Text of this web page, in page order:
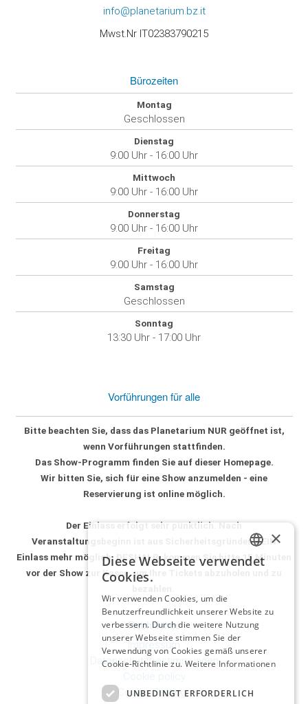
info@planetarium.bz.it
Mwst.Nr IT02383790215
Bürozeiten
Montag
Geschlossen
Dienstag
9:00 Uhr - 16:00 Uhr
Mittwoch
9:00 Uhr - 16:00 Uhr
Donnerstag
9:00 Uhr - 16:00 Uhr
Freitag
9:00 Uhr - 16:00 Uhr
Samstag
Geschlossen
Sonntag
13:30 Uhr - 17:00 Uhr
Vorführungen für alle
Bitte beachten Sie, dass das Planetarium NUR geöffnet ist,
wenn Vorführungen stattfinden.
Das Show-Programm finden Sie auf dieser Homepage.
Wir bitten Sie, sich für eine Show anzumelden - eine
Reservierung ist online möglich.
Der Einlass erfolgt sehr pünktlich.
Nach
Veranstaltungsbeginn ist aus Sicherheitsgründen KEIN
Einlass mehr möglich. DESHALB:kommen Sie bitte 15 Minuten
vor der Show zur Kasse,um Ihre Tickets abzuholen und zu
Rechtliches
Impressum
Datenschutzbestimmungen
Cookie policy
Cookie Settings
GERMAN
GERMAN
×
Diese Webseite verwendet
Cookies.
Wir verwenden Cookies, um die
Benutzerfreundlichkeit unserer Website zu
verbessern. Durch die weitere Nutzung
unserer Webseite stimmen Sie der
Verwendung von Cookies gemäß unserer
Cookie-Richtlinie zu. Weitere Informationen
UNBEDINGT ERFORDERLICH